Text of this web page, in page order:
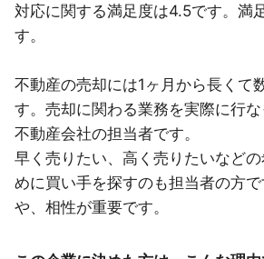
対応に関する満足度は4.5です。満
す。
不動産の売却には1ヶ月から長くて
す。売却に関わる業務を実際に行な
不動産会社の担当者です。
早く売りたい、高く売りたいなど
めに買い手を探すのも担当者の方
や、相性が重要です。